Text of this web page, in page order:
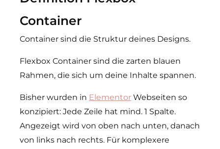
Container
Container sind die Struktur deines Designs.
Flexbox Container sind die zarten blauen
Rahmen, die sich um deine Inhalte spannen.
Bisher wurden in Elementor Webseiten so
konzipiert: Jede Zeile hat mind. 1 Spalte.
Angezeigt wird von oben nach unten, danach
von links nach rechts. Für komplexere